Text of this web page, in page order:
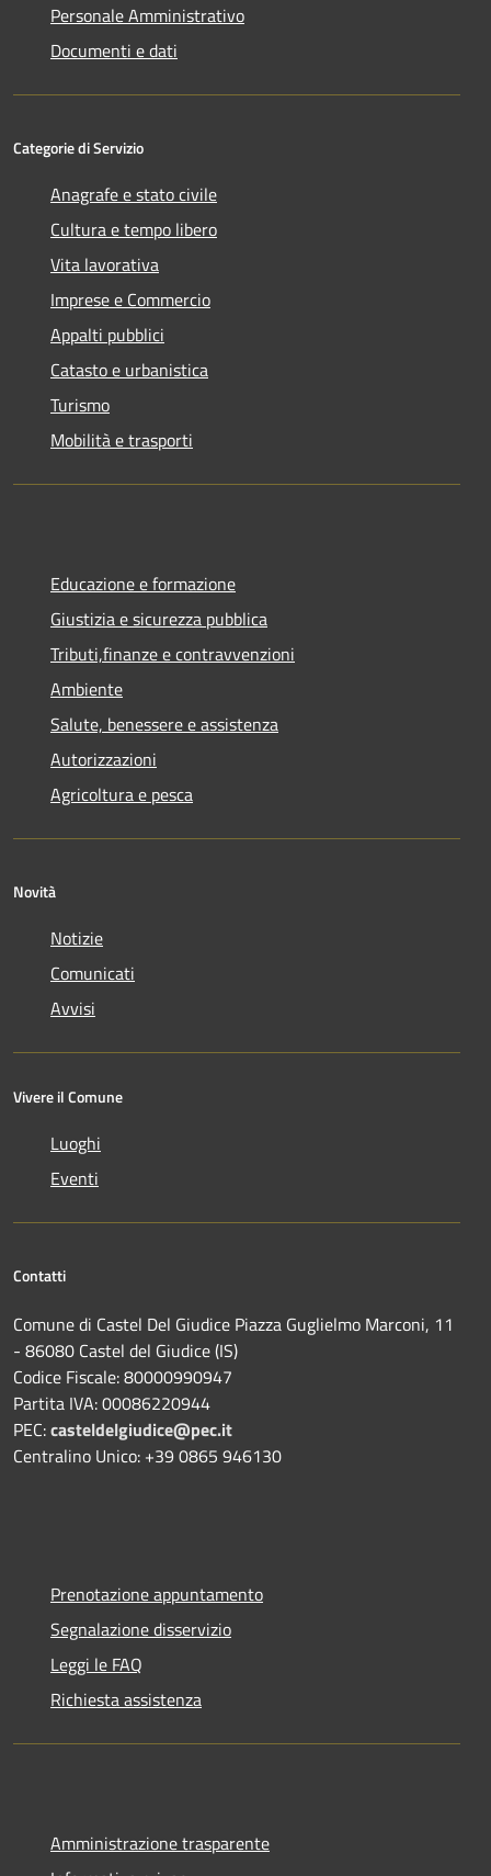
Personale Amministrativo
Documenti e dati
Categorie di Servizio
Anagrafe e stato civile
Cultura e tempo libero
Vita lavorativa
Imprese e Commercio
Appalti pubblici
Catasto e urbanistica
Turismo
Mobilità e trasporti
Educazione e formazione
Giustizia e sicurezza pubblica
Tributi,finanze e contravvenzioni
Ambiente
Salute, benessere e assistenza
Autorizzazioni
Agricoltura e pesca
Novità
Notizie
Comunicati
Avvisi
Vivere il Comune
Luoghi
Eventi
Contatti
Comune di Castel Del Giudice Piazza Guglielmo Marconi, 11
- 86080 Castel del Giudice (IS)
Codice Fiscale: 80000990947
Partita IVA: 00086220944
PEC:casteldelgiudice@pec.it
Centralino Unico: +39 0865 946130
Prenotazione appuntamento
Segnalazione disservizio
Leggi le FAQ
Richiesta assistenza
Amministrazione trasparente